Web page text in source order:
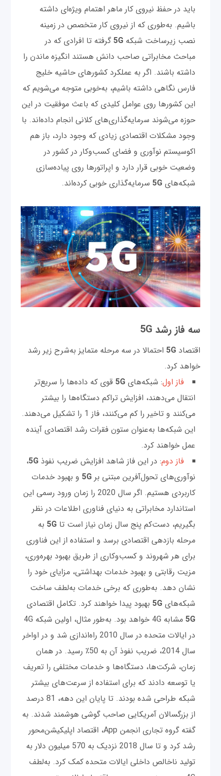
باید در حفظ نیروی کار ماهر اهتمام ویژه‌ای داشته
باشیم. به‌طوری که از نیروی کار متخصص در زمینه
نصب زیرساخت شبکه5G گرفته تا افرادی که در
مباحث مخابراتی صاحب دانش هستند انگیزه ماندن را
داشته باشند. اگر به عملکرد کشورهای حاشیه خلیج
فارس نگاهی داشته باشیم، به‌خوبی متوجه می‌شویم که
این کشورها روی عوامل کلیدی که باعث موفقیت در این
حوزه می‌شوند سرمایه‌گذاری‌های کلانی انجام داده‌اند. با
وجود مشکلات اقتصادی زیادی که وجود دارد، باز هم
اکوسیستم نوآوری و فضای کسب‌و‌کار در کشور در
وضعیت خوبی قرار دارد و اپراتورها روی پیاده‌سازی
شبکه‌های5G سرمایه‌گذاری خوبی کرده‌اند.
سه فاز رشد 5G
اقتصاد5G احتمالا در سه مرحله متمایز به‌شرح زیر رشد
خواهد کرد.
فاز اول: شبکه‌های5G قوی که داده‌ها را سریع‌تر
انتقال می‌دهند، افزایش تراکم دستگاه‌ها را بیشتر
می‌کنند و تاخیر را کم می‌کنند، فاز 1 را تشکیل می‌دهند.
این شبکه‌ها به‌عنوان ستون فقرات رشد اقتصادی آینده
عمل خواهند کرد.
فاز دوم: در این فاز شاهد افزایش ضریب نفوذ5G،
نوآوری‌های تحول‌آفرین مبتنی بر5G و بهبود خدمات
کاربردی هستیم. اگر سال 2020 را زمان ورود رسمی این
استاندارد مخابراتی به دنیای فناوری اطلاعات در نظر
بگیریم، دست‌کم پنج سال زمان نیاز است تا5G به
مرحله بازدهی اقتصادی برسد و استفاده از این فناوری
برای هر شهروند و کسب‌وکاری از طریق بهبود بهره‌وری،
مزیت رقابتی و بهبود خدمات بهداشتی، مزایای خود را
نشان دهد. به‌طوری که برخی خدمات به‌لطف ساخت
شبکه‌های5G بهبود پیدا خواهند کرد. تکامل اقتصادی
5G
مشابه 4G خواهد بود. به‌طور مثال، اولین شبکه 4G
در ایالات متحده در سال 2010 راه‌اندازی شد و در اواخر
سال 2014، ضریب نفوذ آن به 50٪ رسید. در همان
زمان، شرکت‌ها، دستگاه‌ها و خدمات مختلفی را تعریف
یا توسعه دادند که برای استفاده از سرعت‌های بیشتر
شبکه طراحی شده بودند. تا پایان این دهه، 81 درصد
از بزرگسالان آمریکایی صاحب گوشی هوشمند شدند. به
گفته گروه تجاری انجمن App، اقتصاد اپلیکیشن‌محور
رشد کرد و تا سال 2018 نزدیک به 570 میلیون دلار به
تولید ناخالص داخلی ایالات متحده کمک کرد. به‌لطف